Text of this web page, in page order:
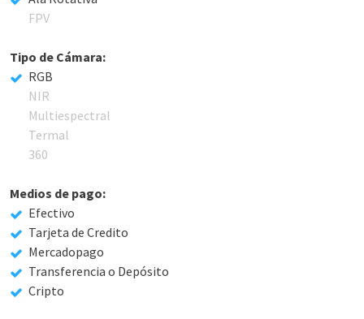
FPV
Tipo de Cámara:
RGB
NIR
Multiespectral
Termal
360
Medios de pago:
Efectivo
Tarjeta de Credito
Mercadopago
Transferencia o Depósito
Cripto